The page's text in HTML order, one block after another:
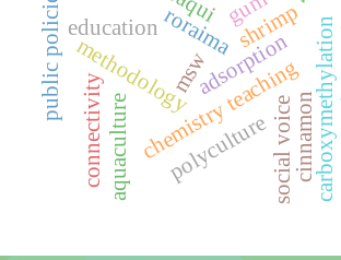
chemistry teaching
methodology
roraima carboxymethylation
adsorption
education
public policies
social voice
aquaculture polyculture
shrimp
cinnamon
connectivity
msw